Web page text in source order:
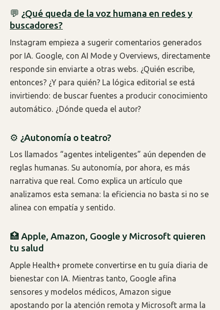
💬 ¿Qué queda de la voz humana en redes y
buscadores?
Instagram empieza a sugerir comentarios generados
por IA. Google, con AI Mode y Overviews, directamente
responde sin enviarte a otras webs. ¿Quién escribe,
entonces? ¿Y para quién? La lógica editorial se está
invirtiendo: de buscar fuentes a producir conocimiento
automático. ¿Dónde queda el autor?
⚙️ ¿Autonomía o teatro?
Los llamados “agentes inteligentes” aún dependen de
reglas humanas. Su autonomía, por ahora, es más
narrativa que real. Como explica un artículo que
analizamos esta semana: la eficiencia no basta si no se
alinea con empatía y sentido.
🏥 Apple, Amazon, Google y Microsoft quieren
tu salud
Apple Health+ promete convertirse en tu guía diaria de
bienestar con IA. Mientras tanto, Google afina
sensores y modelos médicos, Amazon sigue
apostando por la atención remota y Microsoft arma la